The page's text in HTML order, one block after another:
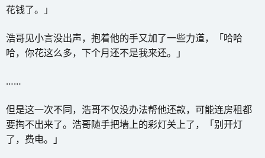
花钱了。」
浩哥见小言没出声，抱着他的手又加了一些力道，「哈哈
哈，你花这么多，下个月还不是我来还。」
……
但是这一次不同，浩哥不仅没办法帮他还款，可能连房租都
要掏不出来了。浩哥随手把墙上的彩灯关上了，「别开灯
了，费电。」